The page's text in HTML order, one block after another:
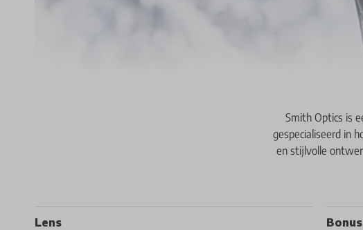
Smith Optics is
gespecialiseerd in
en stijlvolle
Lens